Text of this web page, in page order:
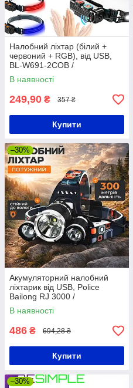
Налобний ліхтар (білий +
червоний + RGB), від USB,
BL-W691-2COB /
Акумуляторний ліхтарик-
смужка на голову
В наявності
249,90 ₴ 357 ₴
Купити
–30%
Акумуляторний налобний
ліхтарик від USB, Police
Bailong RJ 3000 /
Світлодіодний ліхтар
налобний / Ліхтарик на лоб
В наявності
486 ₴ 694,28 ₴
Купити
–30%